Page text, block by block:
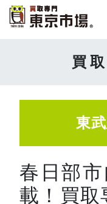
買
東
春日部
載！買取